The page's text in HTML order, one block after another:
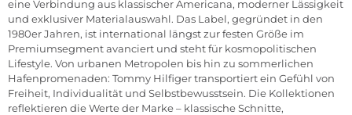
eine Verbindung aus klassischer Americana, moderner Lässigkeit
und exklusiver Materialauswahl. Das Label, gegründet in den
1980er Jahren, ist international längst zur festen Größe im
Premiumsegment avanciert und steht für kosmopolitischen
Lifestyle. Von urbanen Metropolen bis hin zu sommerlichen
Hafenpromenaden: Tommy Hilfiger transportiert ein Gefühl von
Freiheit, Individualität und Selbstbewusstsein. Die Kollektionen
reflektieren die Werte der Marke – klassische Schnitte,